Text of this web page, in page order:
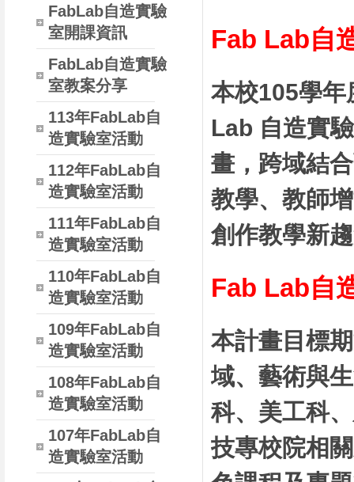
FabLab自造實驗
室開課資訊
FabLab自造實驗
室教案分享
113年FabLab自
造實驗室活動
112年FabLab自
造實驗室活動
111年FabLab自
造實驗室活動
110年FabLab自
造實驗室活動
109年FabLab自
造實驗室活動
108年FabLab自
造實驗室活動
107年FabLab自
造實驗室活動
Fab Lab自
本校105學年
Lab 自造實
畫，跨域結
教學、教師
創作教學新
Fab Lab自
本計畫目標
域、藝術與
科、美工科
技專校院相